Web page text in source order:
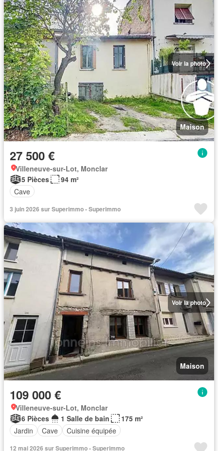
Voir la photo
Maison
27 500 €
Villeneuve-sur-Lot, Monclar
5 Pièces
94 m²
Cave
3 juin 2026 sur Superimmo - Superimmo
Voir la photo
Maison
109 000 €
Villeneuve-sur-Lot, Monclar
6 Pièces
1 Salle de bain
175 m²
Jardin
Cave Cuisine équipée
12 mai 2026 sur Superimmo - Superimmo